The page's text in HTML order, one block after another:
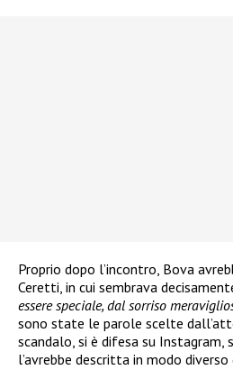
Proprio dopo l’incontro, Bova
Ceretti, in cui sembrava
essere speciale, dal sorriso
sono state le parole scelte
scandalo, si è difesa su Instagram,
l’avrebbe descritta in modo